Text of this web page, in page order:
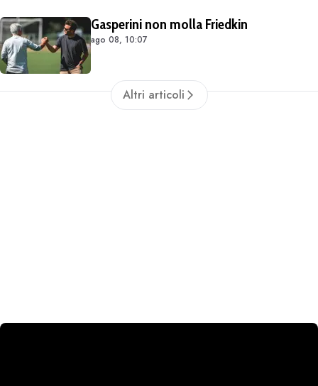
Gasperini non molla Friedkin
ago 08, 10:07
Altri articoli